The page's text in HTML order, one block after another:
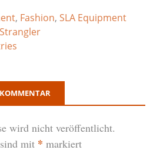
, Fashion, SLA Equipment
Strangler
wird nicht veröffentlicht.
mit * markiert